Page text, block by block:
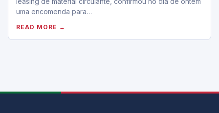
uma encomenda para…
READ MORE →